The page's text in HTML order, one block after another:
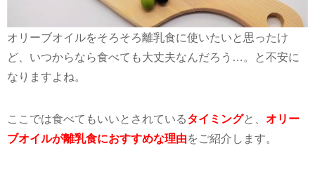
オリーブオイルをそろそろ離乳食に使いたいと思ったけ
ど、いつからなら食べても大丈夫なんだろう…。と不安に
なりますよね。
ここでは食べてもいいとされているタイミングと、 オリー
ブオイルが離乳食におすすめな理由をご紹介します。